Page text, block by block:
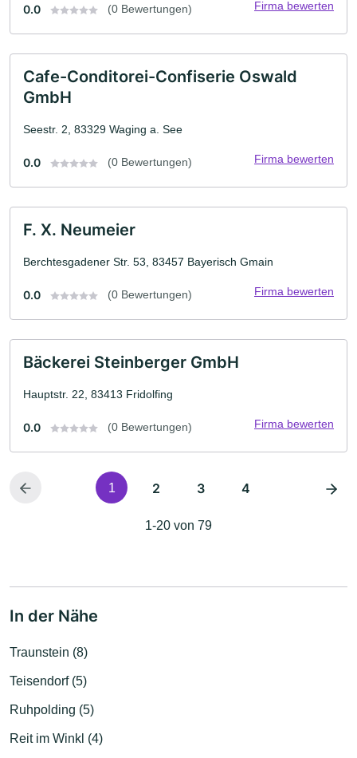
0.0 (0 Bewertungen) Firma bewerten
Cafe-Conditorei-Confiserie Oswald
GmbH
Seestr. 2, 83329 Waging a. See
0.0 (0 Bewertungen) Firma bewerten
F. X. Neumeier
Berchtesgadener Str. 53, 83457 Bayerisch Gmain
0.0 (0 Bewertungen) Firma bewerten
Bäckerei Steinberger GmbH
Hauptstr. 22, 83413 Fridolfing
0.0 (0 Bewertungen) Firma bewerten
1 2 3 4
1-20 von 79
In der Nähe
Traunstein (8)
Teisendorf (5)
Ruhpolding (5)
Reit im Winkl (4)